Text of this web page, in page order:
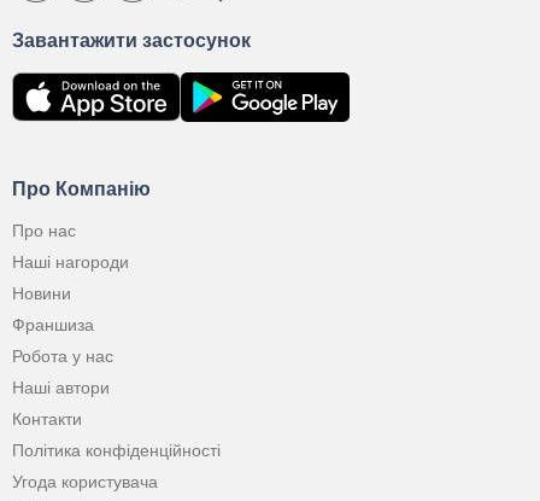
Про Компанію
Про нас
Наші нагороди
Новини
Франшиза
Робота у нас
Наші автори
Контакти
Політика конфіденційності
Угода користувача
Завантажити застосунок